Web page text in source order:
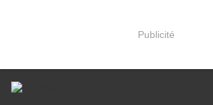
Publicité